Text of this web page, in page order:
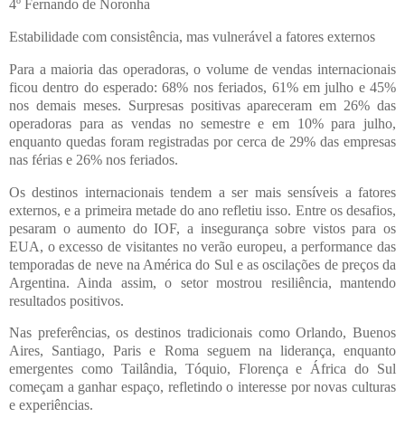
4º Fernando de Noronha
Estabilidade com consistência, mas vulnerável a fatores externos
Para a maioria das operadoras, o volume de vendas internacionais
ficou dentro do esperado: 68% nos feriados, 61% em julho e 45%
nos demais meses. Surpresas positivas apareceram em 26% das
operadoras para as vendas no semestre e em 10% para julho,
enquanto quedas foram registradas por cerca de 29% das empresas
nas férias e 26% nos feriados.
Os destinos internacionais tendem a ser mais sensíveis a fatores
externos, e a primeira metade do ano refletiu isso. Entre os desafios,
pesaram o aumento do IOF, a insegurança sobre vistos para os
EUA, o excesso de visitantes no verão europeu, a performance das
temporadas de neve na América do Sul e as oscilações de preços da
Argentina. Ainda assim, o setor mostrou resiliência, mantendo
resultados positivos.
Nas preferências, os destinos tradicionais como Orlando, Buenos
Aires, Santiago, Paris e Roma seguem na liderança, enquanto
emergentes como Tailândia, Tóquio, Florença e África do Sul
começam a ganhar espaço, refletindo o interesse por novas culturas
e experiências.